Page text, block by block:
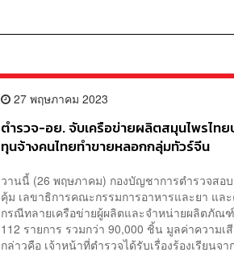
27 พฤษภาคม 2023
ตำรวจ-อย. จับเครือข่ายผลิตสมุนไพรไท
ทุนจ้างคนไทยทำขายหลอกกลุ่มทัวร์จีน
วานนี้ (26 พฤษภาคม) กองบัญชาการตำรวจสอ
คุ้ม เลขาธิการคณะกรรมการอาหารและยา แ
กรณีทลายเครือข่ายผู้ผลิตและจำหน่ายผลิตภัณ
112 รายการ รวมกว่า 90,000 ชิ้น มูลค่าควา
กล่าวคือ เจ้าหน้าที่ตำรวจได้รับเรื่องร้องเรียนจ